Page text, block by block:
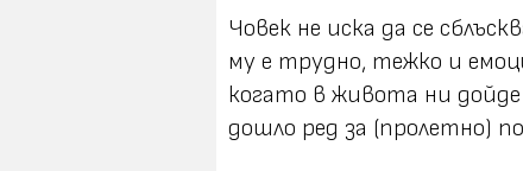
Човек не иска да се
му е трудно, тежко и
когато в живота ни дойде
дошло ред за (пролетно)